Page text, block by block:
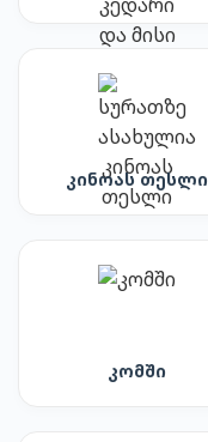
კინოას თესლი
კომში